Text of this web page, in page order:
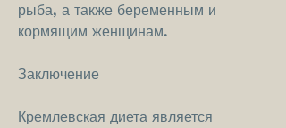
рыба, а также беременным и
кормящим женщинам.
Заключение
Кремлевская диета является